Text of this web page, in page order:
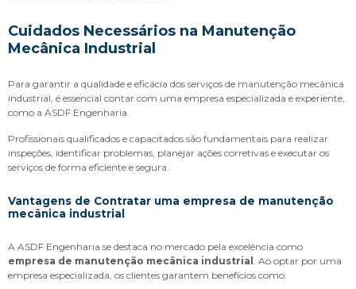
Cuidados Necessários na Manutenção
Mecânica Industrial
Para garantir a qualidade e eficácia dos serviços de manutenção mecânica
industrial, é essencial contar com uma empresa especializada e experiente,
como a ASDF Engenharia.
Profissionais qualificados e capacitados são fundamentais para realizar
inspeções, identificar problemas, planejar ações corretivas e executar os
serviços de forma eficiente e segura.
Vantagens de Contratar uma empresa de manutenção
mecânica industrial
A ASDF Engenharia se destaca no mercado pela excelência como
empresa de manutenção mecânica industrial . Ao optar por uma
empresa especializada, os clientes garantem benefícios como: